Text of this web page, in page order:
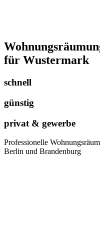
für Wustermark
schnell
günstig
privat & gewerbe
Professionelle
Berlin und Brandenburg